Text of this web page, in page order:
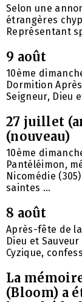
Selon une
étrangères
Représentant
9 août
10ème
Dormition
Seigneur, Dieu
27 juillet
(nouveau)
10ème
Pantéléimon,
Nicomédie
saintes ...
8 août
Après-fête de
Dieu et
Cyzique,
La
(Bloom) a